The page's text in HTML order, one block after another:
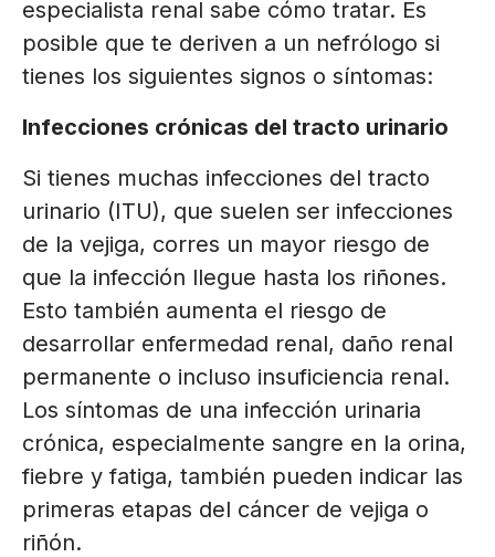
especialista renal sabe cómo tratar. Es
posible que te deriven a un nefrólogo si
tienes los siguientes signos o síntomas:
Infecciones crónicas del tracto urinario
Si tienes muchas infecciones del tracto
urinario (ITU), que suelen ser infecciones
de la vejiga, corres un mayor riesgo de
que la infección llegue hasta los riñones.
Esto también aumenta el riesgo de
desarrollar enfermedad renal, daño renal
permanente o incluso insuficiencia renal.
Los síntomas de una infección urinaria
crónica, especialmente sangre en la orina,
fiebre y fatiga, también pueden indicar las
primeras etapas del cáncer de vejiga o
riñón.